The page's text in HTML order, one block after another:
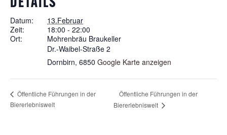
DETAILS
Datum:
13.Februar
Zeit:
18:00 - 22:00
Ort:
Mohrenbräu Braukeller
Dr.-Waibel-Straße 2
Dornbirn, 6850 Google Karte anzeigen
Öffentliche Führungen in der
Biererlebniswelt
Öffentliche Führungen in der
Biererlebniswelt